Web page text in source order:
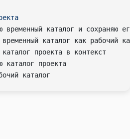
временный каталог и сохраняю
каталог как рабочий
проекта в контекст
каталог проекта
каталог